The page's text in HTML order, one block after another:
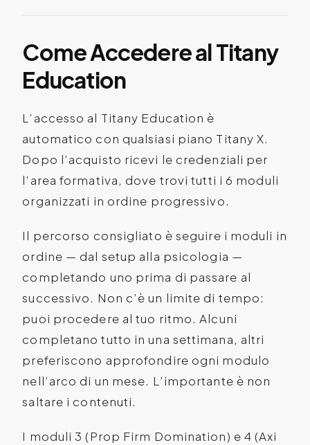
Come Accedere al Titany
Education
L’accesso al Titany Education è
automatico con qualsiasi piano Titany X.
Dopo l’acquisto ricevi le credenziali per
l’area formativa, dove trovi tutti i 6 moduli
organizzati in ordine progressivo.
Il percorso consigliato è seguire i moduli in
ordine — dal setup alla psicologia —
completando uno prima di passare al
successivo. Non c’è un limite di tempo:
puoi procedere al tuo ritmo. Alcuni
completano tutto in una settimana, altri
preferiscono approfondire ogni modulo
nell’arco di un mese. L’importante è non
saltare i contenuti.
I moduli 3 (Prop Firm Domination) e 4 (Axi